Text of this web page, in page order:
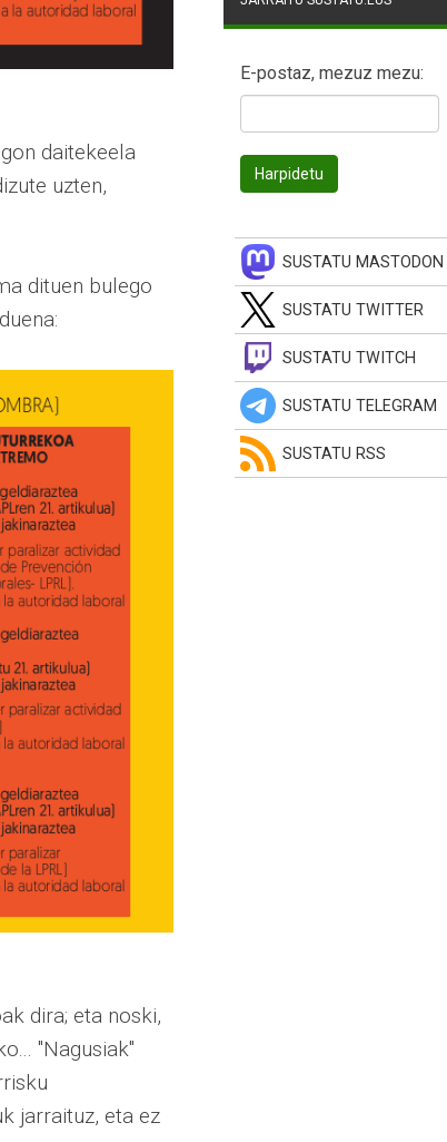
daitekeela
uzten,
dituen bulego
dira; eta noski,
"Nagusiak"
jarraituz, eta ez
E-postaz, mezuz mezu:
SUSTATU MASTODON
SUSTATU TWITTER
SUSTATU TWITCH
SUSTATU TELEGRAM
SUSTATU RSS